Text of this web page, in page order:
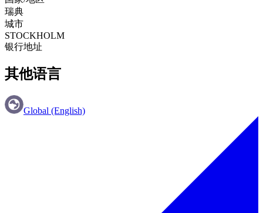
瑞典
城市
STOCKHOLM
银行地址
其他语言
Global (English)